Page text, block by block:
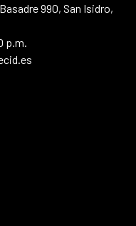
990, San Isidro,
p.m.